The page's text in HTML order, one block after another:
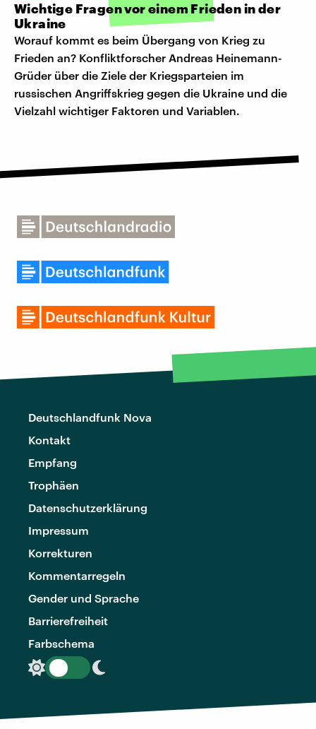
Wichtige Fragen vor einem Frieden in der
Ukraine
Worauf kommt es beim Übergang von Krieg zu
Frieden an? Konfliktforscher Andreas Heinemann-
Grüder über die Ziele der Kriegsparteien im
russischen Angriffskrieg gegen die Ukraine und die
Vielzahl wichtiger Faktoren und Variablen.
Deutschlandfunk Nova
Kontakt
Empfang
Trophäen
Datenschutzerklärung
Impressum
Korrekturen
Kommentarregeln
Gender und Sprache
Barrierefreiheit
Farbschema